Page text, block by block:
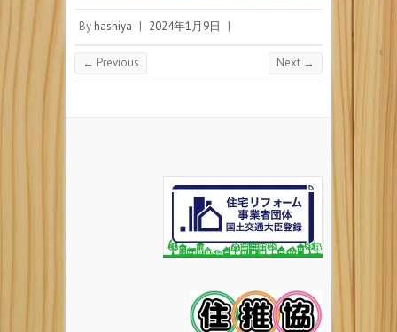
By hashiya | 2024年1月9日 |
← Previous Next →